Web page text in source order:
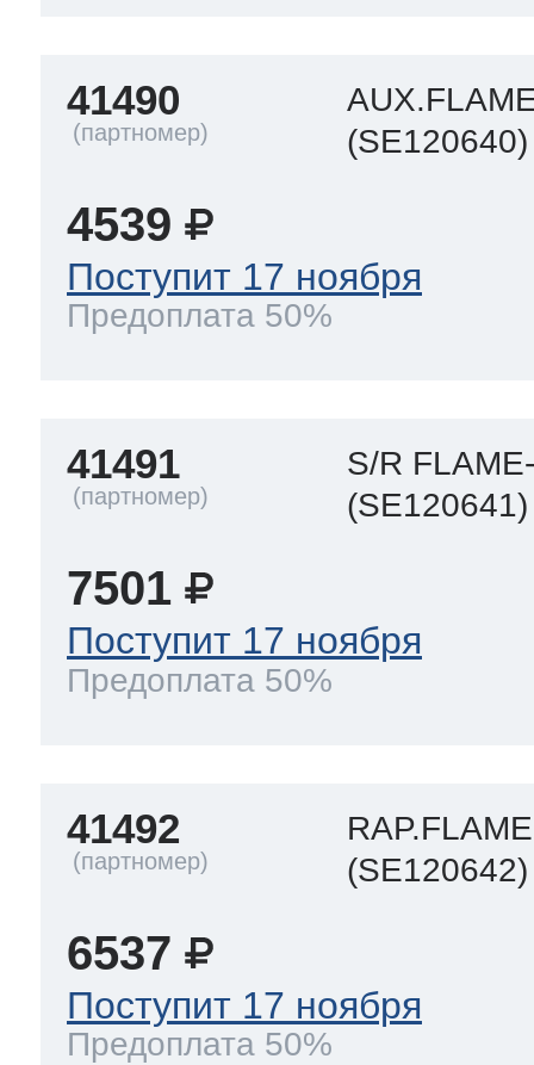
41490
(SE120640)
4539
Поступит 17 ноября
Предоплата 50%
41491
S/R
(SE120641)
7501
Поступит 17 ноября
Предоплата 50%
41492
(SE120642)
6537
Поступит 17 ноября
Предоплата 50%